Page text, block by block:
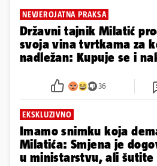
NEVJEROJATNA PRAKSA
Državni tajnik Milatić
svoja vina tvrtkama za
nadležan: Kupuje se i
36
EKSKLUZIVNO
Imamo snimku koja
Milatića: Smjena je
u ministarstvu, ali šutite